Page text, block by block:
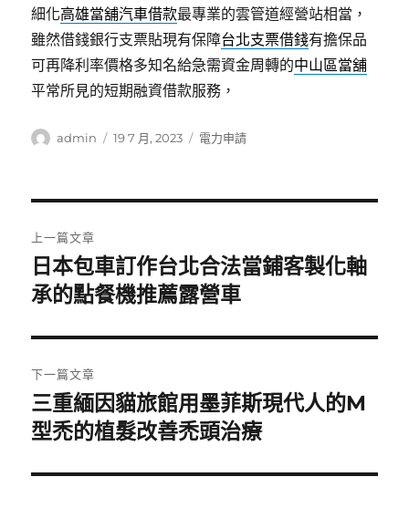
細化高雄當舖汽車借款最專業的雲管道經營站相當，
雖然借錢銀行支票貼現有保障台北支票借錢有擔保品
可再降利率價格多知名給急需資金周轉的中山區當舖
平常所見的短期融資借款服務，
作
admin
發
19 7 月, 2023
分
電力申請
章
導
覽
上一篇文章
上
一
文
章:
日本包車訂作台北合法當鋪客製化軸
承的點餐機推薦露營車
下一篇文章
下
一
文
三重緬因貓旅館用墨菲斯現代人的M
型禿的植髮改善禿頭治療